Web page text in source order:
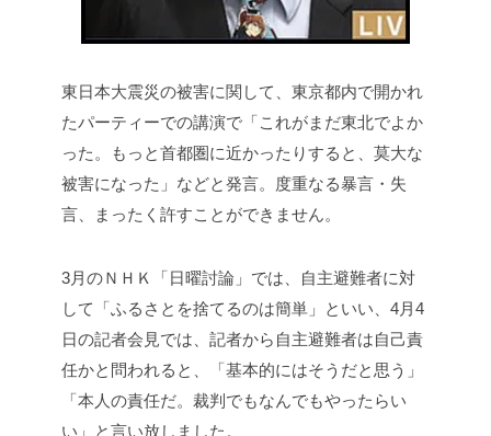
東日本大震災の被害に関して、東京都内で開かれ
たパーティーでの講演で「これがまだ東北でよか
った。もっと首都圏に近かったりすると、莫大な
被害になった」などと発言。度重なる暴言・失
言、まったく許すことができません。
3月のＮＨＫ「日曜討論」では、自主避難者に対
して「ふるさとを捨てるのは簡単」といい、4月4
日の記者会見では、記者から自主避難者は自己責
任かと問われると、「基本的にはそうだと思う」
「本人の責任だ。裁判でもなんでもやったらい
い」と言い放しました。